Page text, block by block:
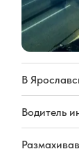
В
Водитель